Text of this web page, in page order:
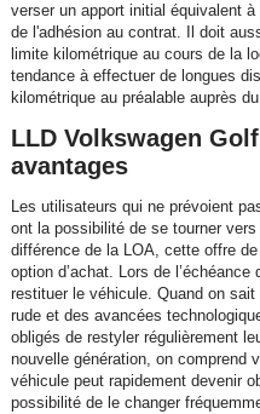
verser un apport initial équivalent
de l'adhésion au contrat. Il doit
limite kilométrique au cours de la
tendance à effectuer de longues
kilométrique au préalable auprès
LLD Volkswagen
avantages
Les utilisateurs qui ne prévoient
ont la possibilité de se tourner
différence de la LOA, cette offre
option d’achat. Lors de
restituer le véhicule. Quand on
rude et des avancées
obligés de restyler régulièrement
nouvelle génération, on comprend
véhicule peut rapidement devenir
possibilité de le changer